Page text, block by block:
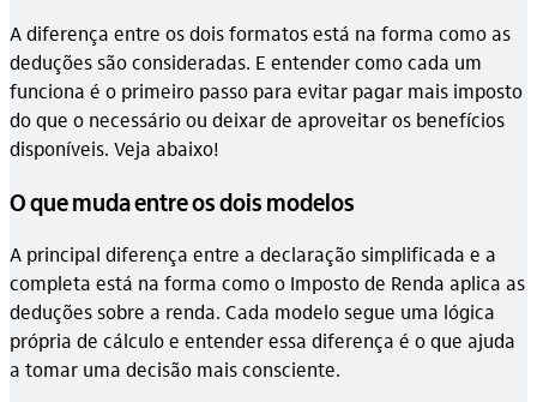
A diferença entre os dois formatos está na forma como as
deduções são consideradas. E entender como cada um
funciona é o primeiro passo para evitar pagar mais imposto
do que o necessário ou deixar de aproveitar os benefícios
disponíveis. Veja abaixo!
O que muda entre os dois modelos
A principal diferença entre a declaração simplificada e a
completa está na forma como o Imposto de Renda aplica as
deduções sobre a renda. Cada modelo segue uma lógica
própria de cálculo e entender essa diferença é o que ajuda
a tomar uma decisão mais consciente.